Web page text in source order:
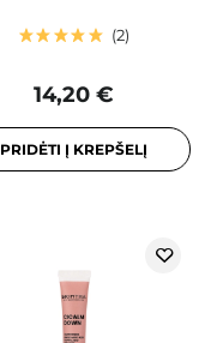
2
14,20 €
PRIDĖTI Į KREPŠELĮ